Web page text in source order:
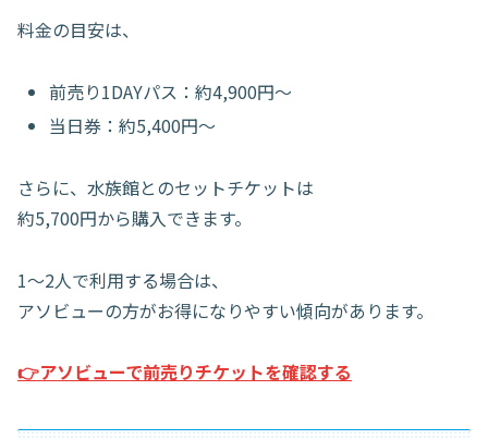
料金の目安は、
前売り1DAYパス：約4,900円〜
当日券：約5,400円〜
さらに、水族館とのセットチケットは
約5,700円から購入できます。
1〜2人で利用する場合は、
アソビューの方がお得になりやすい傾向があります。
👉アソビューで前売りチケットを確認する